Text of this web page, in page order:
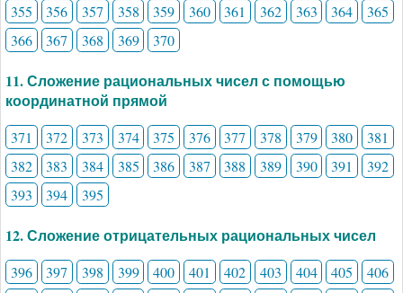
355
356 357 358 359 360 361 362 363 364
365
366
367 368 369 370
11. Сложение рациональных чисел с помощью
координатной прямой
371 372 373 374 375 376 377 378 379 380
381
382
383 384 385 386 387 388 389 390 391
392
393
394 395
12. Сложение отрицательных рациональных чисел
396 397 398 399 400 401 402 403 404 405
406